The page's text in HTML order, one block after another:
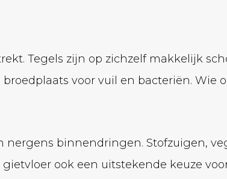
Tegels zijn op zichzelf makkelijk
voor vuil en bacteriën.
binnendringen. Stofzuigen,
ook een uitstekende keuze